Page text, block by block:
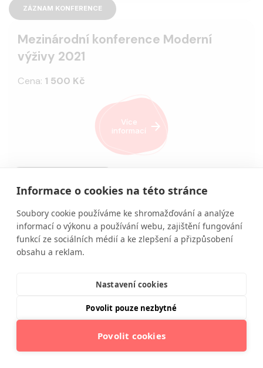
Informace o cookies na této stránce
Soubory cookie používáme ke shromažďování a analýze
informací o výkonu a používání webu, zajištění fungování
funkcí ze sociálních médií a ke zlepšení a přizpůsobení
obsahu a reklam.
Nastavení cookies
Povolit pouze nezbytné
Povolit cookies
ZÁZNAM KONFERENCE
Mezinárodní konference Moderní
výživy 2021
Cena: 1 500 Kč
Více
informací
Mezinárodní konference Moderní
výživy 2020
Cena:1 500 Kč